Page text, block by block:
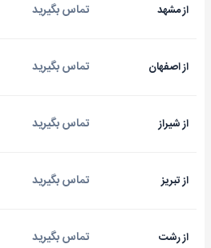
از مشهد تماس بگیرید
از اصفهان تماس بگیرید
از شیراز تماس بگیرید
از تبریز تماس بگیرید
از رشت تماس بگیرید